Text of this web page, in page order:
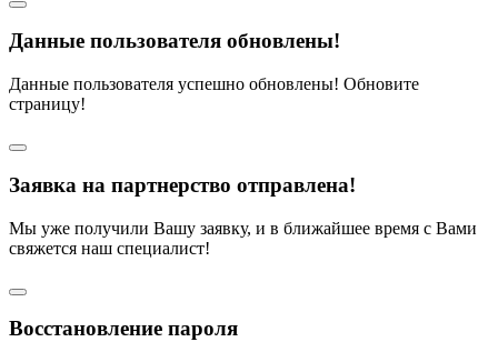
Данные пользователя обновлены!
Данные пользователя успешно обновлены! Обновите
страницу!
Заявка на партнерство отправлена!
Мы уже получили Вашу заявку, и в ближайшее время с Вами
свяжется наш специалист!
Восстановление пароля